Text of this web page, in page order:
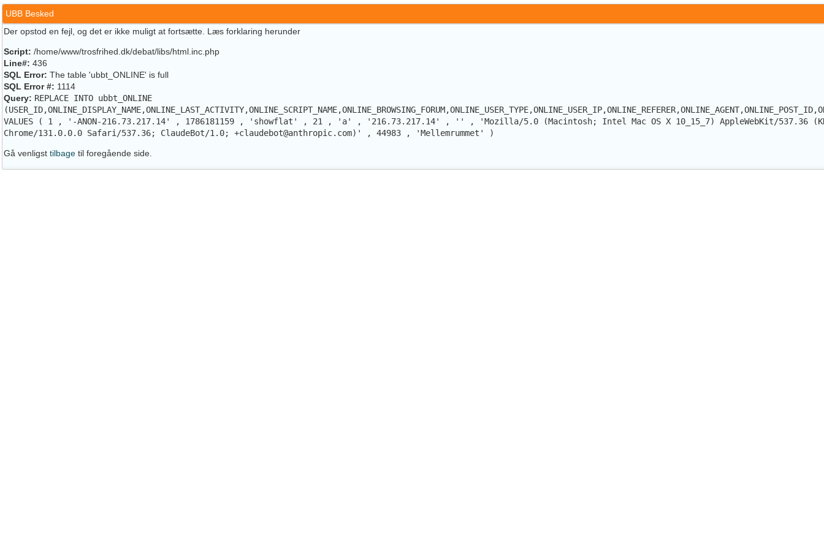
UBB Besked
Der opstod en fejl, og det er ikke muligt at fortsætte. Læs forklaring herunder
Script: /home/www/trosfrihed.dk/debat/libs/html.inc.php
Line#: 436
SQL Error: The table 'ubbt_ONLINE' is full
SQL Error #: 1114
Query: REPLACE INTO ubbt_ONLINE
VALUES ( 1 , '-ANON-216.73.217.14' , 1786181159 , 'showflat' , 21 , 'a' , '216.73.217.14' , '' , 'Mozilla/5.0 (Macintosh; Intel Mac OS X 10_15_7) AppleWebKit/537.36
Chrome/131.0.0.0 Safari/537.36; ClaudeBot/1.0; +claudebot@anthropic.com)' , 44983 , 'Mellemrummet' )
Gå venligst tilbage til foregående side.